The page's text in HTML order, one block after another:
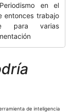
en el
entonces trabajo
para varias
de inteligencia